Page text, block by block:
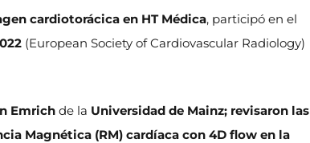
cardiotorácica en HT Médica, participó en el
(European Society of Cardiovascular Radiology)
Emrich de la Universidad de Mainz; revisaron las
Magnética (RM) cardíaca con 4D flow en la